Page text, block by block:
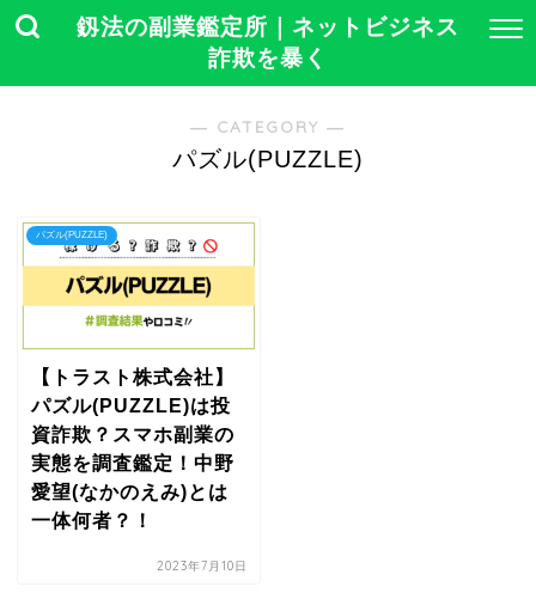
釼法の副業鑑定所｜ネットビジネス
詐欺を暴く
― CATEGORY ―
パズル(PUZZLE)
パズル(PUZZLE)
【トラスト株式会社】
パズル(PUZZLE)は投
資詐欺？スマホ副業の
実態を調査鑑定！中野
愛望(なかのえみ)とは
一体何者？！
2023年7月10日